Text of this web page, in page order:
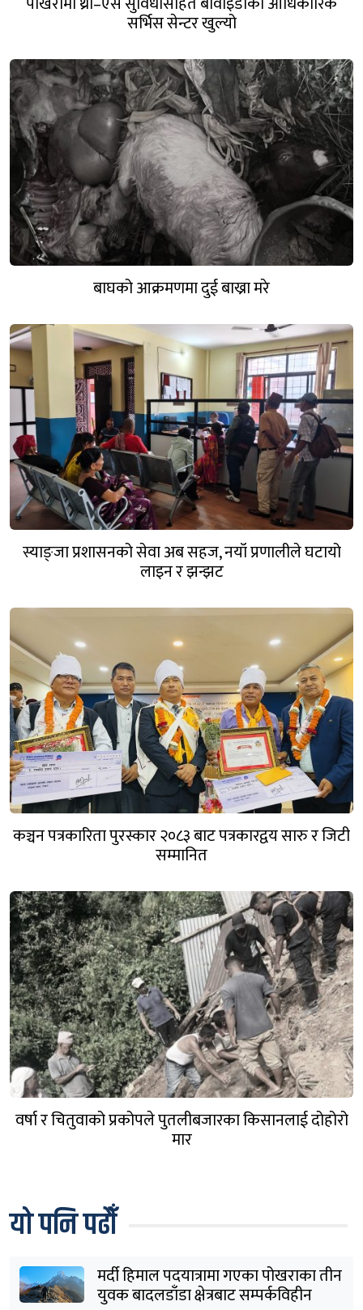
सर्भिस सेन्टर खुल्यो
बाघको आक्रमणमा दुई बाख्रा मरे
स्याङ्जा प्रशासनको सेवा अब सहज, नयाँ प्रणालीले घटायो
लाइन र झन्झट
कञ्चन पत्रकारिता पुरस्कार २०८३ बाट पत्रकारद्वय सारु र जिटी
सम्मानित
वर्षा र चितुवाको प्रकोपले पुतलीबजारका किसानलाई दोहोरो
मार
यो पनि पढौँ
मर्दी हिमाल पदयात्रामा गएका पोखराका तीन
युवक बादलडाँडा क्षेत्रबाट सम्पर्कविहीन